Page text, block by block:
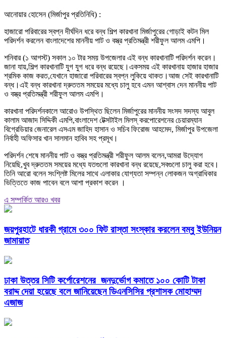
আনোয়ার হোসেন (মির্জাপুর প্রতিনিধি) :
হাজারো পরিবারের স্বপ্ন দীর্ঘদিন ধরে বন্ধ শিল্প কারখানা মির্জাপুরের গোড়াই কটন মিল
পরিদর্শন করলেন বাংলাদেশের মাননীয় পাট ও বস্ত্র প্রতিমন্ত্রী শরীফুল আলম এমপি।
শনিবার (১ আগস্ট) সকাল ১০ টার সময় উপজেলার এই বন্ধ কারখানাটি পরিদর্শন করেন।
জানা যায়,শিল্প কারখানাটি যুগ যুগ ধরে বন্ধ রয়েছে।একসময় এই কারখানায় হাজার হাজার
শ্রমিক কাজ করত,যেখানে হাজারো পরিবারের স্বপ্ন লুকিয়ে থাকত।আজ সেই কারখানাটি
বন্ধ।এই বন্ধ কারখানা দ্রুততম সময়ের মধ্যে চালু হবে এমন আশ্বাস দেন মাননীয় পাট
ও বস্ত্র প্রতিমন্ত্রী শরীফুল আলম এমপি।
কারখানা পরিদর্শনকালে আরোও উপস্থিত ছিলেন মির্জাপুরের মাননীয় সংসদ সদস্য আবুল
কালাম আজাদ সিদ্দিকী এমপি,বাংলাদেশ টেক্সটাইল মিলস্ করপোরেশনের চেয়ারম্যান
বিগ্রেডিয়ার জেনারেল এসএম জাহিদ হাসান ও সচিব ফিরোজ আহমেদ, মির্জাপুর উপজেলা
নির্বাহী অফিসার খান সালমান হাবিব সহ প্রমূখ।
পরিদর্শন শেষে মাননীয় পাট ও বস্ত্র প্রতিমন্ত্রী শরীফুল আলম বলেন,আমরা উদ্যোগ
নিয়েছি,খুব দ্রুততম সময়ের মধ্যে যতগুলো কারখানা বন্ধ রয়েছে,সবগুলো চালু করা হবে।
তিনি আরো বলেন সংশ্লিষ্ট মিলের সাথে এলাকার যোগ্যতা সম্পন্ন লোকজন অগ্রাধিকার
ভিত্তিতে কাজ পাবেন বলে আশা প্রকাশ করেন ।
এ সম্পর্কিত আরও খবর
জয়পুরহাটে ধারকী গ্রামে ৩০০ ফিট রাস্তা সংস্কার করলেন বম্বু ইউনিয়ন
জামায়াত
ঢাকা উত্তর সিটি কর্পোরেশনের জনদুর্ভোগ কমাতে ১০০ কোটি টাকা
বরাদ্দ দেয়া হয়েছে বলে জানিয়েছেন ডিএনসিসির প্রশাসক মোহাম্মদ
এজাজ